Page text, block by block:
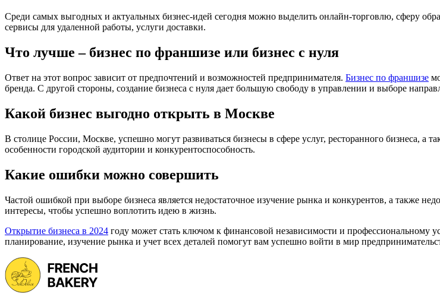
Среди самых выгодных и актуальных бизнес-идей сегодня можно выделить онлайн-торговлю, сферу
сервисы для удаленной работы, услуги доставки.
Что лучше – бизнес по франшизе или бизнес с нуля
Ответ на этот вопрос зависит от предпочтений и возможностей предпринимателя. Бизнес по франшизе
бренда. С другой стороны, создание бизнеса с нуля дает большую свободу в управлении и выборе
Какой бизнес выгодно открыть в Москве
В столице России, Москве, успешно могут развиваться бизнесы в сфере услуг, ресторанного бизнеса, а
особенности городской аудитории и конкурентоспособность.
Какие ошибки можно совершить
Частой ошибкой при выборе бизнеса является недостаточное изучение рынка и конкурентов, а также
интересы, чтобы успешно воплотить идею в жизнь.
Открытие бизнеса в 2024 году может стать ключом к финансовой независимости и профессиональному
планирование, изучение рынка и учет всех деталей помогут вам успешно войти в мир